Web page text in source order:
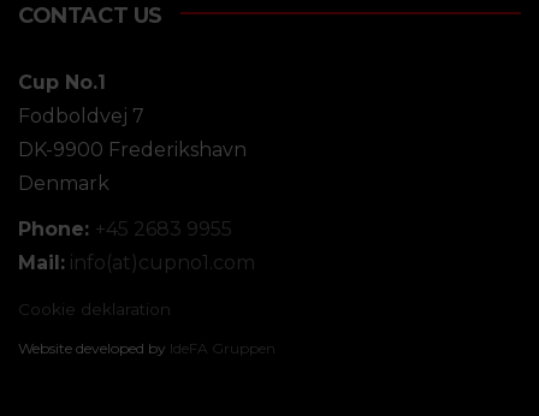
CONTACT US
Cup No.1
Fodboldvej 7
DK-9900 Frederikshavn
Denmark
Phone: +45 2683 9955
Mail: info(at)cupno1.com
Cookie deklaration
Website developed by IdeFA Gruppen